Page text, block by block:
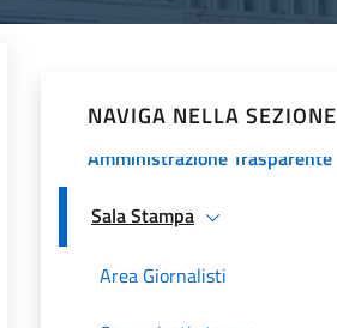
NAVIGA NELLA SEZIONE
Amministrazione Trasparente
Sala Stampa
Area Giornalisti